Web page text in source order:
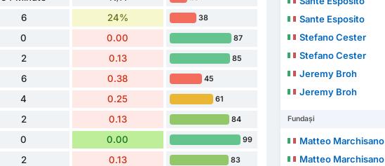
6 24% 38
0 0.00 87
2 0.13 85
6 0.38 45
4 0.25 61
2 0.13 84
0 0.00 99
2 0.13 83
Sante Esposito
Stefano Cester
Stefano Cester
Jeremy Broh
Jeremy Broh
Fundași
Matteo Marchisano
Matteo Marchisano